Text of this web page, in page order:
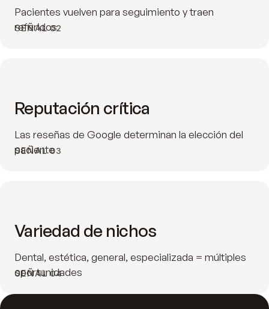
SEÑAL 02
Pacientes vuelven para seguimiento y traen
referidos
SEÑAL 03
Reputación crítica
Las reseñas de Google determinan la elección del
paciente
SEÑAL 04
Variedad de nichos
Dental, estética, general, especializada = múltiples
oportunidades